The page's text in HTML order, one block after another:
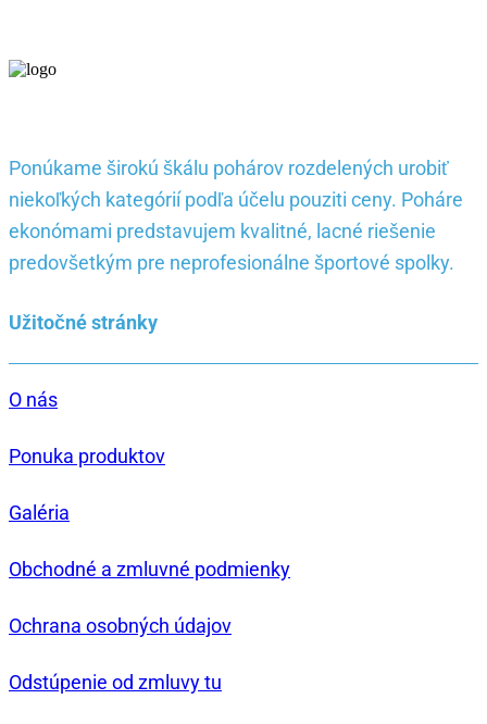
Ponúkame širokú škálu pohárov rozdelených urobiť
niekoľkých kategórií podľa účelu pouziti ceny. Poháre
ekonómami predstavujem kvalitné, lacné riešenie
predovšetkým pre neprofesionálne športové spolky.
Užitočné stránky
O nás
Ponuka produktov
Galéria
Obchodné a zmluvné podmienky
Ochrana osobných údajov
Odstúpenie od zmluvy tu